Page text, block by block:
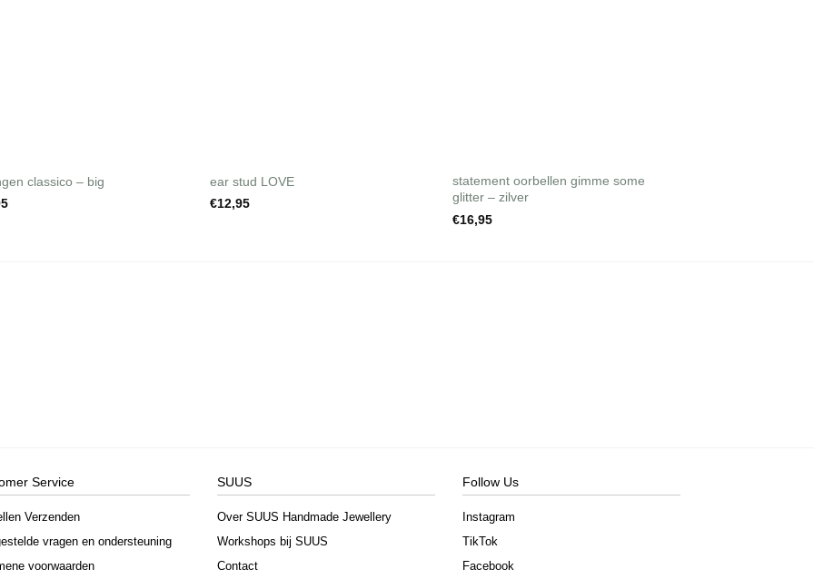
classico – big
ear stud LOVE
€12,95
statement oorbellen gimme some
glitter – zilver
€16,95
Service
Verzenden
vragen en ondersteuning
voorwaarden
SUUS
Over SUUS Handmade Jewellery
Workshops bij SUUS
Contact
Follow Us
Instagram
TikTok
Facebook